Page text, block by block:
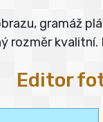
gramáž
Editor